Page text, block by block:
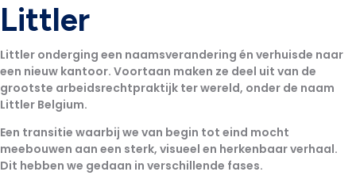
Littler
Littler onderging een naamsverandering én verhuisde naar
een nieuw kantoor. Voortaan maken ze deel uit van de
grootste arbeidsrechtpraktijk ter wereld, onder de naam
Littler Belgium.
Een transitie waarbij we van begin tot eind mocht
meebouwen aan een sterk, visueel en herkenbaar verhaal.
Dit hebben we gedaan in verschillende fases.